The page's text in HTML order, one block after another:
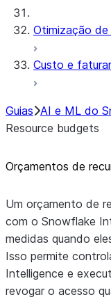
Otimização de
Custo e
Guias AI e ML do
Resource budgets
Orçamentos de
Um orçamento de
com o Snowflake
medidas quando
Isso permite
Intelligence e
revogar o acesso